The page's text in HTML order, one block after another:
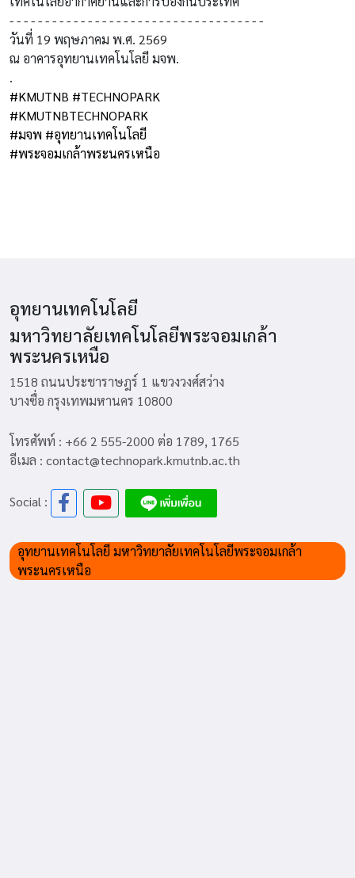
- - - - - - - - - - - - - - - - - - - - - - - - - - - - - - - - - - - -
วันที่ 19 พฤษภาคม พ.ศ. 2569
ณ อาคารอุทยานเทคโนโลยี มจพ.
.
#KMUTNB #TECHNOPARK
#KMUTNBTECHNOPARK
#มจพ #อุทยานเทคโนโลยี
#พระจอมเกล้าพระนครเหนือ
อุทยานเทคโนโลยี
มหาวิทยาลัยเทคโนโลยีพระจอมเกล้า
พระนครเหนือ
1518 ถนนประชาราษฎร์ 1 แขวงวงศ์สว่าง
บางซื่อ กรุงเทพมหานคร 10800
โทรศัพท์ : +66 2 555-2000 ต่อ 1789, 1765
อีเมล : contact@technopark.kmutnb.ac.th
Social :
อุทยานเทคโนโลยี มหาวิทยาลัยเทคโนโลยีพระจอมเกล้า
พระนครเหนือ